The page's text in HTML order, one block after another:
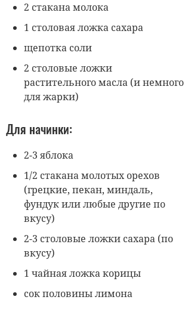
2 стакана молока
1 столовая ложка сахара
щепотка соли
2 столовые ложки
растительного масла (и немного
для жарки)
Для начинки:
2-3 яблока
1/2 стакана молотых орехов
(грецкие, пекан, миндаль,
фундук или любые другие по
вкусу)
2-3 столовые ложки сахара (по
вкусу)
1 чайная ложка корицы
сок половины лимона